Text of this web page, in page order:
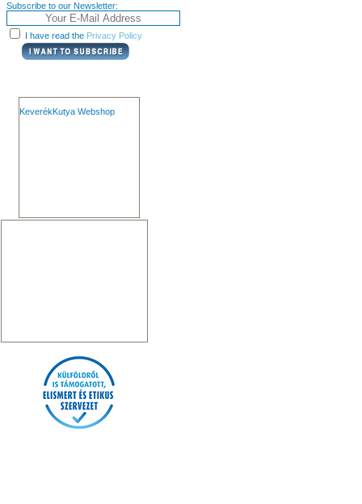
Subscribe to our Newsletter:
I have read the Privacy Policy
KeverékKutya Webshop